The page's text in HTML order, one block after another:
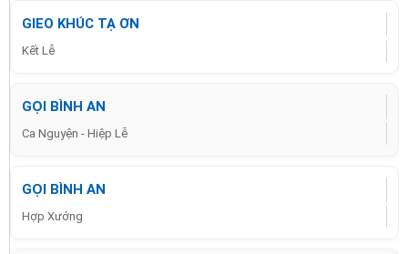
GIEO KHÚC TẠ ƠN
Kết Lễ
GỌI BÌNH AN
Ca Nguyện - Hiệp Lễ
GỌI BÌNH AN
Hợp Xướng